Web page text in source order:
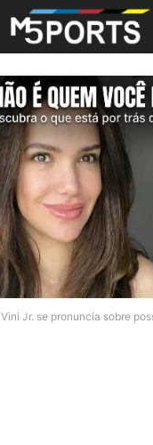
Vini Jr. se pronuncia sobre